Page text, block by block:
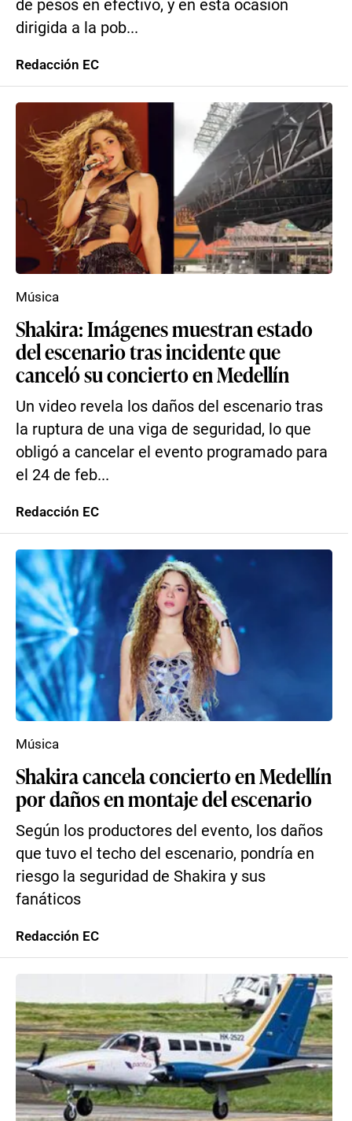
de pesos en efectivo, y en esta ocasión
dirigida a la pob...
Redacción EC
Shakira: Imágenes muestran estado
del escenario tras incidente que
canceló su concierto en Medellín
Un video revela los daños del escenario tras
la ruptura de una viga de seguridad, lo que
obligó a cancelar el evento programado para
el 24 de feb...
Música
Redacción EC
Shakira cancela concierto en Medellín
por daños en montaje del escenario
Según los productores del evento, los daños
que tuvo el techo del escenario, pondría en
riesgo la seguridad de Shakira y sus
fanáticos
Música
Redacción EC